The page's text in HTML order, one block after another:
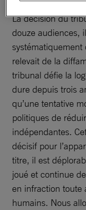
La décision du
douze audiences,
systématiquement
relevait de la
tribunal défie la
dure depuis trois
qu’une tentative
politiques de
indépendantes.
décisif pour
titre, il est
joué et continue
en infraction toute
humains. Nous